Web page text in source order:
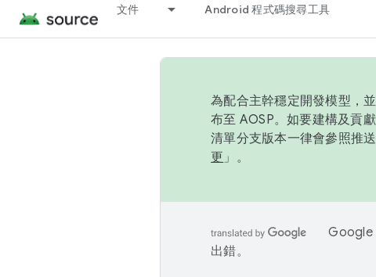
文件 Android 程式碼搜尋工具
為配合主幹穩定開發模型，
布至 AOSP。如要建構及貢
清單分支版本一律會參照推
更 」。
Google
出錯。